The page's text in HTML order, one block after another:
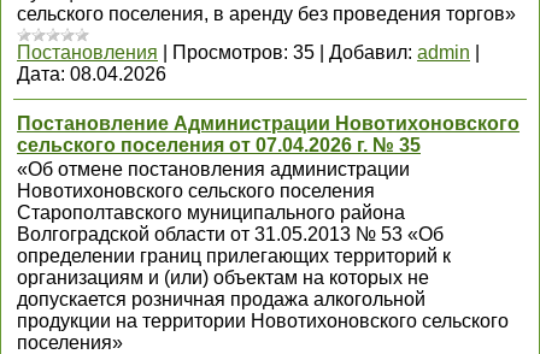
сельского поселения, в аренду без проведения торгов»
Постановления
Просмотров: 35 Добавил: admin
Дата: 08.04.2026
Постановление Администрации Новотихоновского
сельского поселения от 07.04.2026 г. № 35
«Об отмене постановления администрации
Новотихоновского сельского поселения
Старополтавского муниципального района
Волгоградской области от 31.05.2013 № 53 «Об
определении границ прилегающих территорий к
организациям и (или) объектам на которых не
допускается розничная продажа алкогольной
продукции на территории Новотихоновского сельского
поселения»